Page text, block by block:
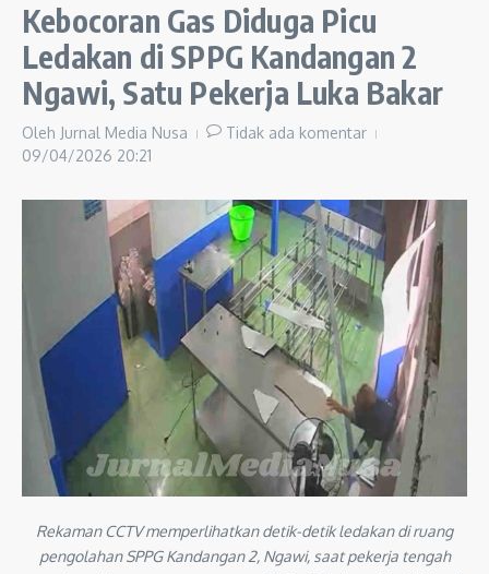
Kebocoran Gas Diduga Picu
Ledakan di SPPG Kandangan 2
Ngawi, Satu Pekerja Luka Bakar
Oleh Jurnal Media Nusa
Tidak ada komentar
09/04/2026 20:21
Rekaman CCTV memperlihatkan detik-detik ledakan di ruang
pengolahan SPPG Kandangan 2, Ngawi, saat pekerja tengah